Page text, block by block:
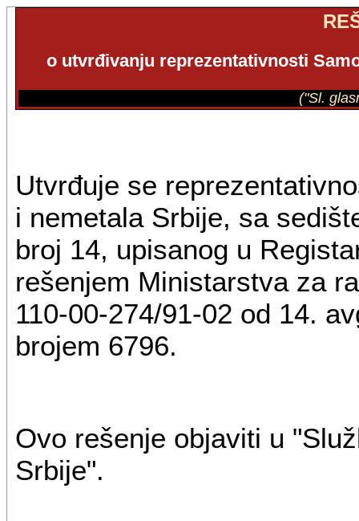
o utvrđivanju reprezentativnosti
("Sl.
Utvrđuje se
i nemetala Srbije, sa
broj 14, upisanog u
rešenjem Ministarstva za
110-00-274/91-02 od 14.
brojem 6796.
Ovo rešenje objaviti u
Srbije".